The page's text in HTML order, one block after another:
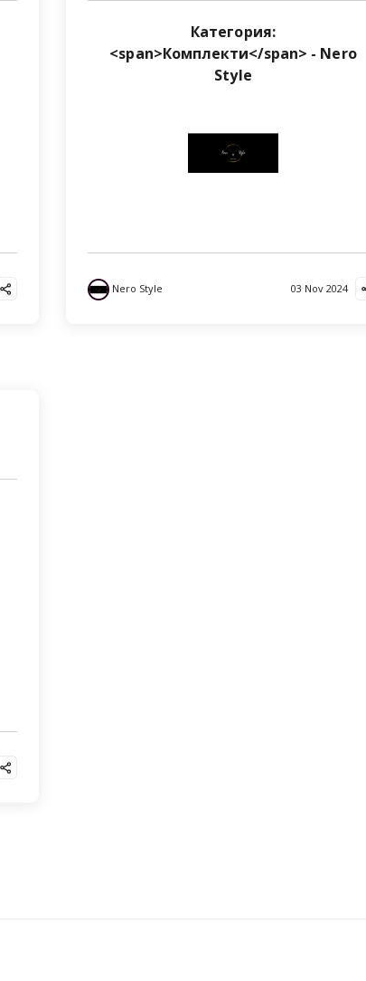
Категория:
<span>Комплекти</span> - Nero
Style
Nero Style 03 Nov 2024